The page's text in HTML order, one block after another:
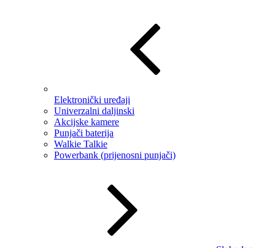
Elektronički uređaji
Univerzalni daljinski
Akcijske kamere
Punjači baterija
Walkie Talkie
Powerbank (prijenosni punjači)